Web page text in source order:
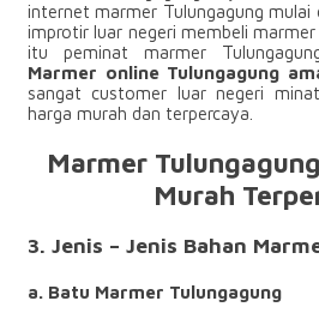
internet marmer Tulungagung mulai
improtir luar negeri membeli
itu peminat marmer
Marmer online Tulungagung
sangat customer luar negeri
harga murah dan terpercaya.
Marmer
Murah
3. Jenis – Jenis Bahan
a. Batu Marmer Tulungagung